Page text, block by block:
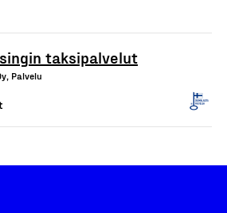
taksipalvelut
Palvelu